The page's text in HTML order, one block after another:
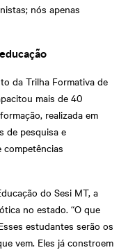
nós apenas
da Trilha Formativa de
mais de 40
realizada em
de pesquisa e
do Sesi MT, a
no estado. “O que
estudantes serão os
vem. Eles já constroem